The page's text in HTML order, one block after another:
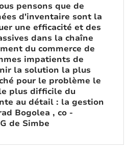
pensons que de
d'inventaire sont la
une efficacité et des
dans la chaîne
du commerce de
impatients de
la solution la plus
pour le problème le
plus difficile du
au détail : la gestion
Bogolea , co -
de Simbe